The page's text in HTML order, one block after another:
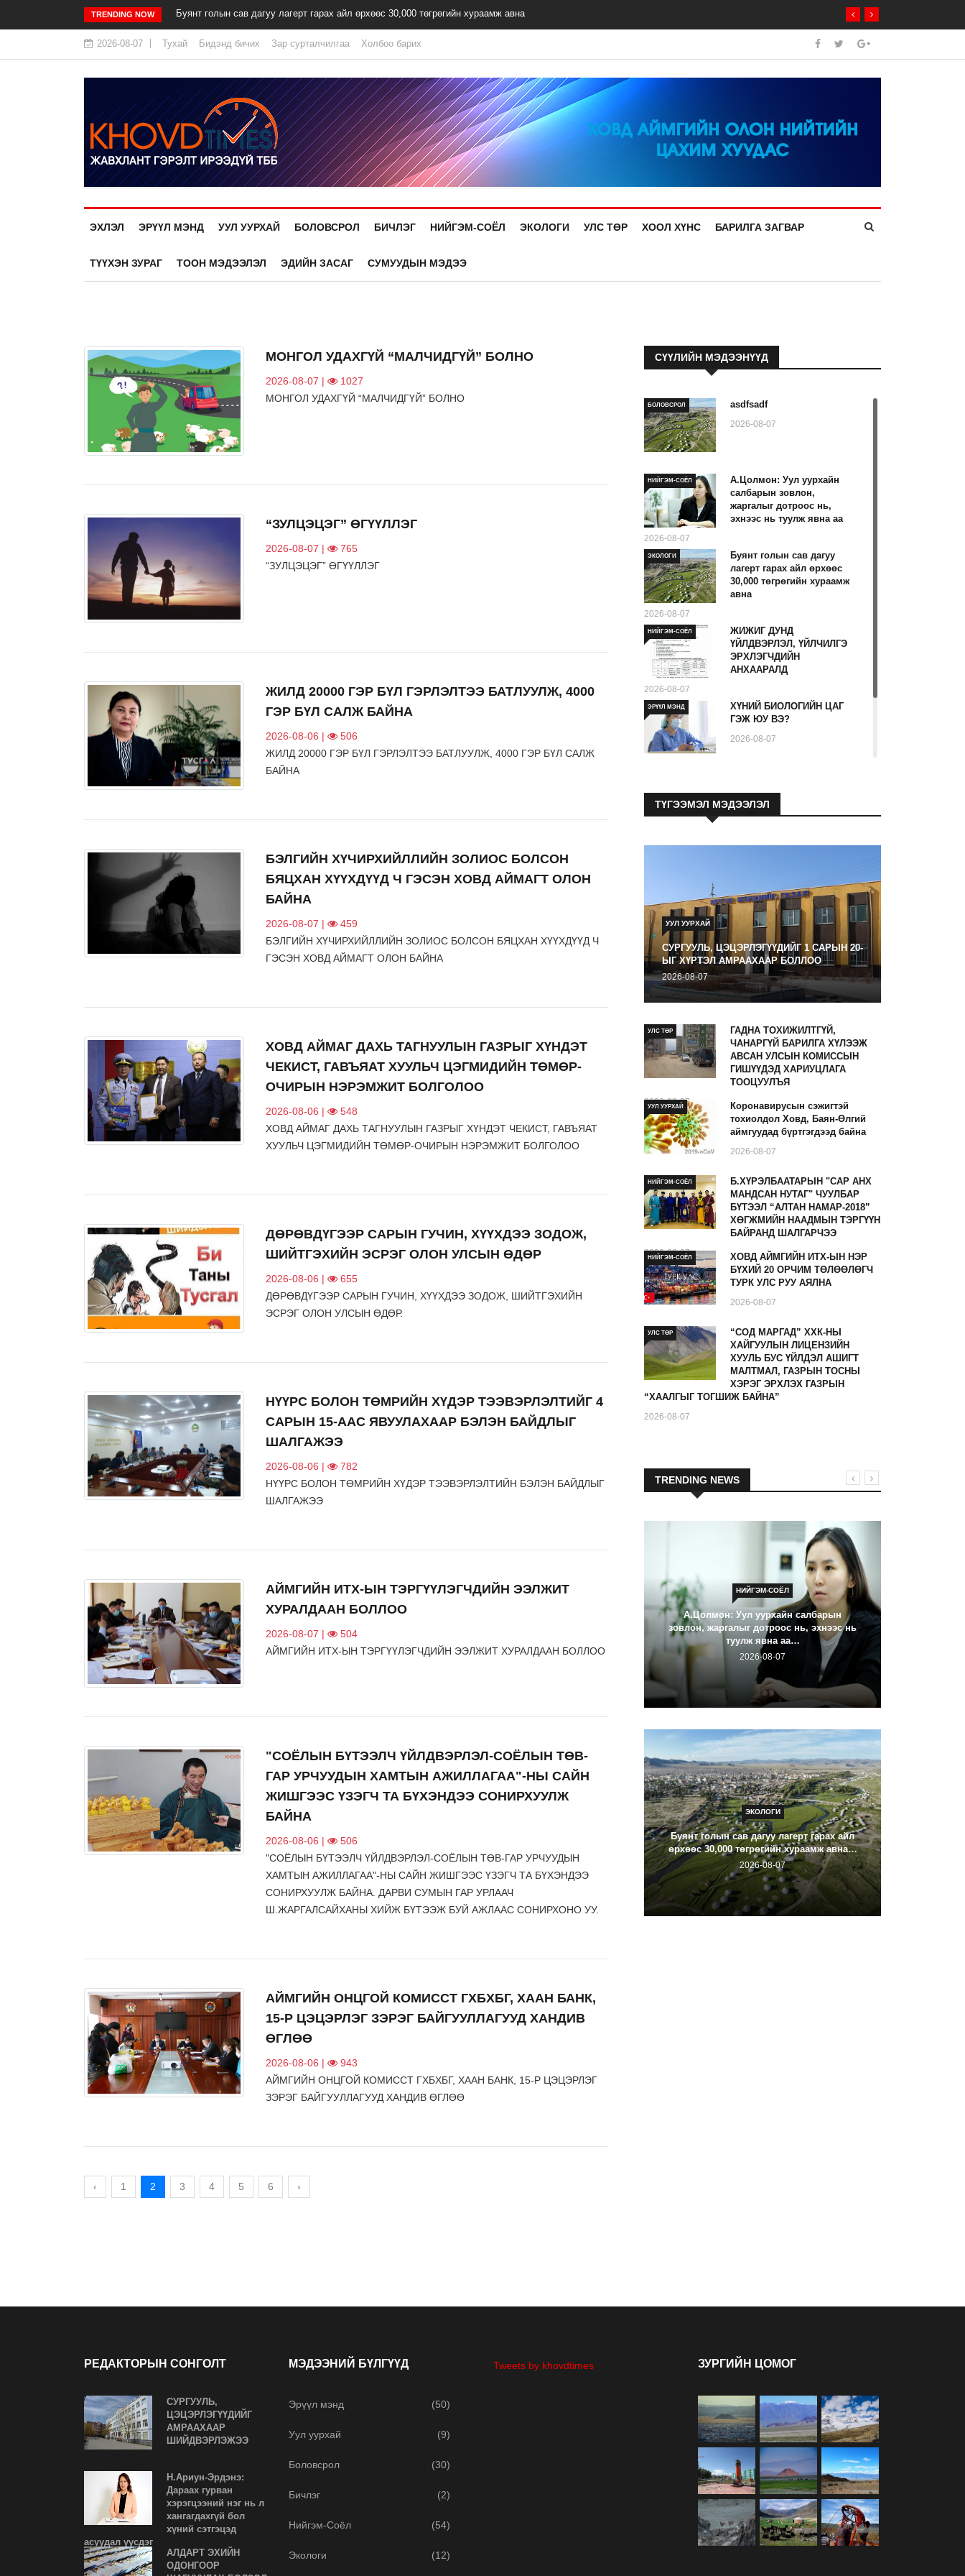
TRENDING NOW Буянт голын сав дагуу лагерт гарах айл өрхөөс 30,000 төгрөгийн хураамж авна
2026-08-07 Тухай Бидэнд бичих Зар сурталчилгаа Холбоо барих
ЭХЛЭЛ ЭРҮҮЛ МЭНД УУЛ УУРХАЙ БОЛОВСРОЛ БИЧЛЭГ НИЙГЭМ-СОЁЛ ЭКОЛОГИ УЛС ТӨР ХООЛ ХҮНС БАРИЛГА ЗАГВАР
ТҮҮХЭН ЗУРАГ ТООН МЭДЭЭЛЭЛ ЭДИЙН ЗАСАГ СУМУУДЫН МЭДЭЭ
МОНГОЛ УДАХГҮЙ “МАЛЧИДГҮЙ” БОЛНО
2026-08-07 |
1027
МОНГОЛ УДАХГҮЙ “МАЛЧИДГҮЙ” БОЛНО
“ЗУЛЦЭЦЭГ” ӨГҮҮЛЛЭГ
2026-08-07 |
765
“ЗУЛЦЭЦЭГ” ӨГҮҮЛЛЭГ
ЖИЛД 20000 ГЭР БҮЛ ГЭРЛЭЛТЭЭ БАТЛУУЛЖ, 4000
ГЭР БҮЛ САЛЖ БАЙНА
2026-08-06 |
506
ЖИЛД 20000 ГЭР БҮЛ ГЭРЛЭЛТЭЭ БАТЛУУЛЖ, 4000 ГЭР БҮЛ САЛЖ
БАЙНА
БЭЛГИЙН ХҮЧИРХИЙЛЛИЙН ЗОЛИОС БОЛСОН
БЯЦХАН ХҮҮХДҮҮД Ч ГЭСЭН ХОВД АЙМАГТ ОЛОН
БАЙНА
2026-08-07 |
459
БЭЛГИЙН ХҮЧИРХИЙЛЛИЙН ЗОЛИОС БОЛСОН БЯЦХАН ХҮҮХДҮҮД Ч
ГЭСЭН ХОВД АЙМАГТ ОЛОН БАЙНА
ХОВД АЙМАГ ДАХЬ ТАГНУУЛЫН ГАЗРЫГ ХҮНДЭТ
ЧЕКИСТ, ГАВЪЯАТ ХУУЛЬЧ ЦЭГМИДИЙН ТӨМӨР-
ОЧИРЫН НЭРЭМЖИТ БОЛГОЛОО
2026-08-06 |
548
ХОВД АЙМАГ ДАХЬ ТАГНУУЛЫН ГАЗРЫГ ХҮНДЭТ ЧЕКИСТ, ГАВЪЯАТ
ХУУЛЬЧ ЦЭГМИДИЙН ТӨМӨР-ОЧИРЫН НЭРЭМЖИТ БОЛГОЛОО
ДӨРӨВДҮГЭЭР САРЫН ГУЧИН, ХҮҮХДЭЭ ЗОДОЖ,
ШИЙТГЭХИЙН ЭСРЭГ ОЛОН УЛСЫН ӨДӨР
2026-08-06 |
655
ДӨРӨВДҮГЭЭР САРЫН ГУЧИН, ХҮҮХДЭЭ ЗОДОЖ, ШИЙТГЭХИЙН
ЭСРЭГ ОЛОН УЛСЫН ӨДӨР.
НҮҮРС БОЛОН ТӨМРИЙН ХҮДЭР ТЭЭВЭРЛЭЛТИЙГ 4
САРЫН 15-ААС ЯВУУЛАХААР БЭЛЭН БАЙДЛЫГ
ШАЛГАЖЭЭ
2026-08-06 |
782
НҮҮРС БОЛОН ТӨМРИЙН ХҮДЭР ТЭЭВЭРЛЭЛТИЙН БЭЛЭН БАЙДЛЫГ
ШАЛГАЖЭЭ
АЙМГИЙН ИТХ-ЫН ТЭРГҮҮЛЭГЧДИЙН ЭЭЛЖИТ
ХУРАЛДААН БОЛЛОО
2026-08-07 |
504
АЙМГИЙН ИТХ-ЫН ТЭРГҮҮЛЭГЧДИЙН ЭЭЛЖИТ ХУРАЛДААН БОЛЛОО
"СОЁЛЫН БҮТЭЭЛЧ ҮЙЛДВЭРЛЭЛ-СОЁЛЫН ТӨВ-
ГАР УРЧУУДЫН ХАМТЫН АЖИЛЛАГАА"-НЫ САЙН
ЖИШГЭЭС ҮЗЭГЧ ТА БҮХЭНДЭЭ СОНИРХУУЛЖ
БАЙНА
2026-08-06 |
506
"СОЁЛЫН БҮТЭЭЛЧ ҮЙЛДВЭРЛЭЛ-СОЁЛЫН ТӨВ-ГАР УРЧУУДЫН
ХАМТЫН АЖИЛЛАГАА"-НЫ САЙН ЖИШГЭЭС ҮЗЭГЧ ТА БҮХЭНДЭЭ
СОНИРХУУЛЖ БАЙНА. ДАРВИ СУМЫН ГАР УРЛААЧ
Ш.ЖАРГАЛСАЙХАНЫ ХИЙЖ БҮТЭЭЖ БУЙ АЖЛААС СОНИРХОНО УУ.
АЙМГИЙН ОНЦГОЙ КОМИССТ ГХБХБГ, ХААН БАНК,
15-Р ЦЭЦЭРЛЭГ ЗЭРЭГ БАЙГУУЛЛАГУУД ХАНДИВ
ӨГЛӨӨ
2026-08-06 |
943
АЙМГИЙН ОНЦГОЙ КОМИССТ ГХБХБГ, ХААН БАНК, 15-Р ЦЭЦЭРЛЭГ
ЗЭРЭГ БАЙГУУЛЛАГУУД ХАНДИВ ӨГЛӨӨ
‹ 1 2 3 4 5 6 ›
СҮҮЛИЙН МЭДЭЭНҮҮД
БОЛОВСРОЛ asdfsadf
2026-08-07
НИЙГЭМ-СОЁЛ
А.Цолмон: Уул уурхайн
салбарын зовлон,
жаргалыг дотроос нь,
эхнээс нь туулж явна аа
2026-08-07
ЭКОЛОГИ
Буянт голын сав дагуу
лагерт гарах айл өрхөөс
30,000 төгрөгийн хураамж
авна
2026-08-07
НИЙГЭМ-СОЁЛ
ЖИЖИГ ДУНД
ҮЙЛДВЭРЛЭЛ, ҮЙЛЧИЛГЭ
ЭРХЛЭГЧДИЙН
АНХААРАЛД
2026-08-07
ЭРҮҮЛ МЭНД
ХҮНИЙ БИОЛОГИЙН ЦАГ
ГЭЖ ЮУ ВЭ?
2026-08-07
шинжилгээ гэж юу вэ
2026-08-07
ТҮГЭЭМЭЛ МЭДЭЭЛЭЛ
УУЛ УУРХАЙ
СУРГУУЛЬ, ЦЭЦЭРЛЭГҮҮДИЙГ 1 САРЫН 20-
ЫГ ХҮРТЭЛ АМРААХААР БОЛЛОО
2026-08-07
УЛС ТӨР
ГАДНА ТОХИЖИЛТГҮЙ,
ЧАНАРГҮЙ БАРИЛГА ХҮЛЭЭЖ
АВСАН УЛСЫН КОМИССЫН
ГИШҮҮДЭД ХАРИУЦЛАГА
ТООЦУУЛЪЯ
2026-08-07
УУЛ УУРХАЙ
Коронавирусын сэжигтэй
тохиолдол Ховд, Баян-Өлгий
аймгуудад бүртгэгдээд байна
2026-08-07
НИЙГЭМ-СОЁЛ
Б.ХҮРЭЛБААТАРЫН "САР АНХ
МАНДСАН НУТАГ" ЧУУЛБАР
БҮТЭЭЛ “АЛТАН НАМАР-2018”
ХӨГЖМИЙН НААДМЫН ТЭРГҮҮН
БАЙРАНД ШАЛГАРЧЭЭ
2026-08-07
НИЙГЭМ-СОЁЛ
ХОВД АЙМГИЙН ИТХ-ЫН НЭР
БҮХИЙ 20 ОРЧИМ ТӨЛӨӨЛӨГЧ
ТУРК УЛС РУУ АЯЛНА
2026-08-07
УЛС ТӨР
“СОД МАРГАД” ХХК-НЫ
ХАЙГУУЛЫН ЛИЦЕНЗИЙН
ХУУЛЬ БУС ҮЙЛДЭЛ АШИГТ
МАЛТМАЛ, ГАЗРЫН ТОСНЫ
ХЭРЭГ ЭРХЛЭХ ГАЗРЫН
“ХААЛГЫГ ТОГШИЖ БАЙНА”
2026-08-07
TRENDING NEWS
НИЙГЭМ-СОЁЛ
А.Цолмон: Уул уурхайн салбарын
зовлон, жаргалыг дотроос нь, эхнээс нь
туулж явна аа…
2026-08-07
ЭКОЛОГИ
Буянт голын сав дагуу лагерт гарах айл
өрхөөс 30,000 төгрөгийн хураамж авна…
2026-08-07
НИЙГЭМ-СОЁЛ
НИЙГЭМ-СОЁЛ
А.Цолмон: Уул уурхайн салбарын
зовлон, жаргалыг дотроос нь, эхнээс нь
туулж явна аа…
2026-08-07
ЭКОЛОГИ
Буянт голын сав дагуу лагерт гарах айл
өрхөөс 30,000 төгрөгийн хураамж авна…
2026-08-07
РЕДАКТОРЫН СОНГОЛТ
СУРГУУЛЬ,
ЦЭЦЭРЛЭГҮҮДИЙГ
АМРААХААР
ШИЙДВЭРЛЭЖЭЭ
Н.Ариун-Эрдэнэ:
Дараах гурван
хэрэгцээний нэг нь л
хангагдахгүй бол
хүний сэтгэцэд
асуудал үүсдэг
АЛДАРТ ЭХИЙН
ОДОНГООР
МЭДЭЭНИЙ БҮЛГҮҮД
Эрүүл мэнд (50)
Уул уурхай (9)
Боловсрол (30)
Бичлэг (2)
Нийгэм-Соёл (54)
Экологи (12)
Tweets by khovdtimes ЗУРГИЙН ЦОМОГ